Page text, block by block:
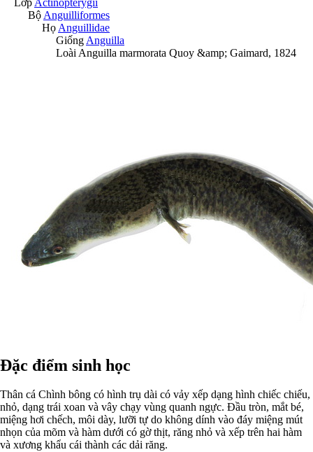
Bộ Anguilliformes
Họ Anguillidae
Giống Anguilla
Loài Anguilla marmorata Quoy &amp; Gaimard, 1824
Đặc điểm sinh học
Thân cá Chình bông có hình trụ dài có vảy xếp dạng hình chiếc chiếu,
nhỏ, dạng trái xoan và vây chạy vùng quanh ngực. Đầu tròn, mắt bé,
miệng hơi chếch, môi dày, lưỡi tự do không dính vào đáy miệng mút
nhọn của mõm và hàm dưới có gờ thịt, răng nhỏ và xếp trên hai hàm
và xương khẩu cái thành các dải răng.